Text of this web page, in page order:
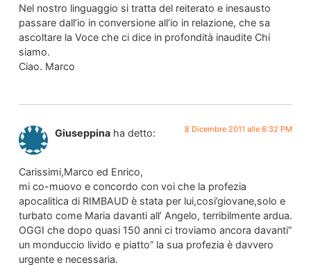
Nel nostro linguaggio si tratta del reiterato e inesausto
passare dall’io in conversione all’io in relazione, che sa
ascoltare la Voce che ci dice in profondità inaudite Chi
siamo.
Ciao. Marco
Giuseppina ha detto: 8 Dicembre 2011 alle 8:32 PM
Carissimi,Marco ed Enrico,
mi co-muovo e concordo con voi che la profezia
apocalitica di RIMBAUD è stata per lui,cosi’giovane,solo e
turbato come Maria davanti all’ Angelo, terribilmente ardua.
OGGI che dopo quasi 150 anni ci troviamo ancora davanti”
un monduccio livido e piatto” la sua profezia è davvero
urgente e necessaria.